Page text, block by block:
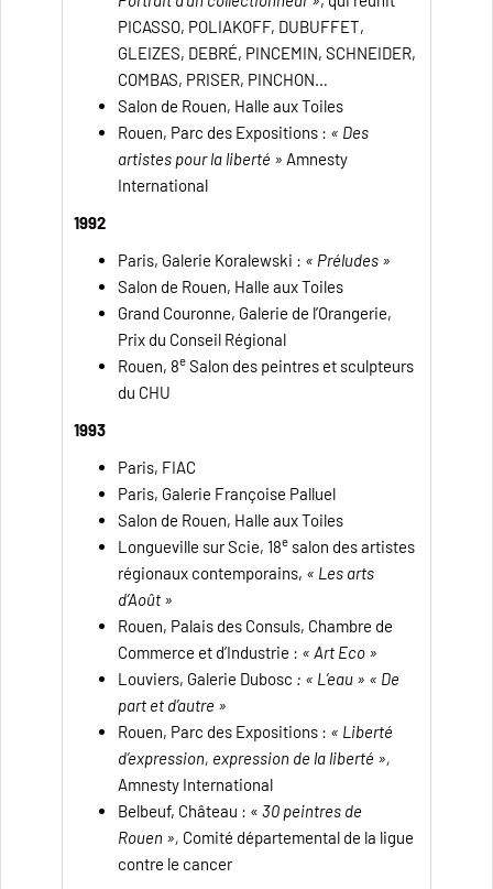
PICASSO, POLIAKOFF, DUBUFFET,
GLEIZES, DEBRÉ, PINCEMIN, SCHNEIDER,
COMBAS, PRISER, PINCHON…
Salon de Rouen, Halle aux Toiles
Rouen, Parc des Expositions : « Des
artistes pour la liberté » Amnesty
International
1992
Paris, Galerie Koralewski : « Préludes »
Salon de Rouen, Halle aux Toiles
Grand Couronne, Galerie de l’Orangerie,
Prix du Conseil Régional
Rouen, 8e Salon des peintres et sculpteurs
du CHU
1993
Paris, FIAC
Paris, Galerie Françoise Palluel
Salon de Rouen, Halle aux Toiles
Longueville sur Scie, 18e salon des artistes
régionaux contemporains, « Les arts
d’Août »
Rouen, Palais des Consuls, Chambre de
Commerce et d’Industrie : « Art Eco »
Louviers, Galerie Dubosc : « L’eau » « De
part et d’autre »
Rouen, Parc des Expositions : « Liberté
d’expression, expression de la liberté »,
Amnesty International
Belbeuf, Château : « 30 peintres de
Rouen », Comité départemental de la ligue
contre le cancer